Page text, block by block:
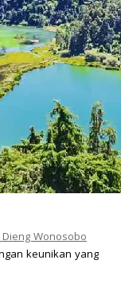
Wonosobo
keunikan yang